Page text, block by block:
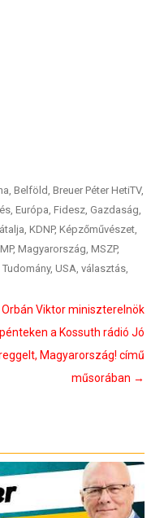
Belföld Breuer Péter HetiTV,
Európa Fidesz Gazdaság
KDNP, Képzőművészet
, Magyarország MSZP,
Tudomány, USA választás
Orbán Viktor miniszterelnök
pénteken a Kossuth rádió Jó
Magyarország! című
műsorában →